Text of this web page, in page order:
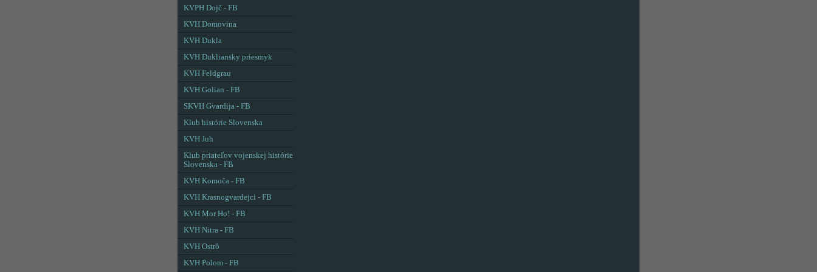
KVPH Dojč - FB
KVH Domovina
KVH Dukla
KVH Dukliansky priesmyk
KVH Feldgrau
KVH Golian - FB
SKVH Gvardija - FB
Klub histórie Slovenska
KVH Juh
Klub priateľov vojenskej histórie
Slovenska - FB
KVH Komoča - FB
KVH Krasnogvardejci - FB
KVH Mor Ho! - FB
KVH Nitra - FB
KVH Ostrô
KVH Polom - FB